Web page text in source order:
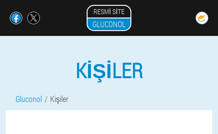
RESMI SITE
GLUCONOL
KIŞILER
Gluconol Kişiler